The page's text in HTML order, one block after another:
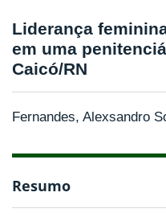
Liderança
em uma
Caicó/RN
Fernandes, Alexsandro
Resumo